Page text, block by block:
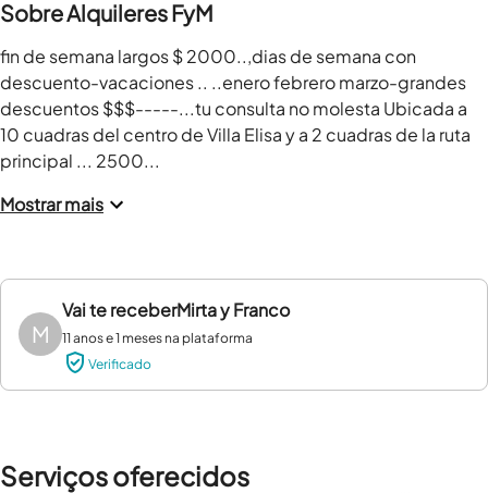
Sobre Alquileres FyM
fin de semana largos $ 2000..,dias de semana con
descuento-vacaciones .. ..enero febrero marzo-grandes
descuentos $$$-----...tu consulta no molesta Ubicada a
10 cuadras del centro de Villa Elisa y a 2 cuadras de la ruta
principal ... 2500...
Mostrar mais
M
Vai te receberMirta y Franco
11 anos e 1 meses na plataforma
Verificado
Serviços oferecidos